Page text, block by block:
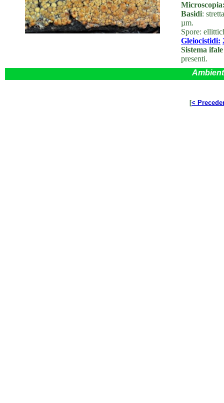
Basidi:
µm.
Spore:
Gleiocistidi:
Sistema
presenti.
[<